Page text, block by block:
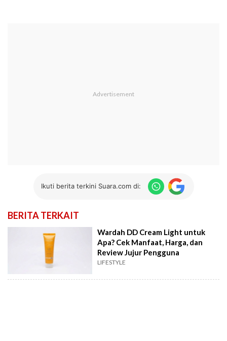
Ikuti berita terkini Suara.com di:
BERITA TERKAIT
Wardah DD Cream Light untuk
Apa? Cek Manfaat, Harga, dan
Review Jujur Pengguna
LIFESTYLE